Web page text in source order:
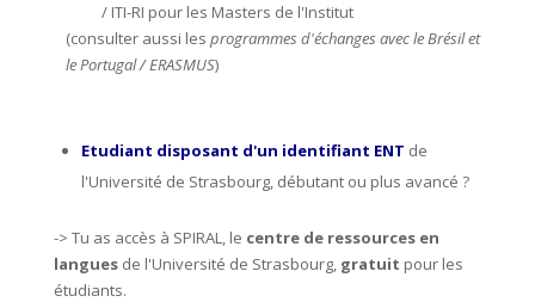
/ ITI-RI pour les Masters de l'Institut
(consulteraussi les programmes d'échanges avec le Brésil et
le Portugal / ERASMUS)
Etudiant disposant d'un identifiant ENT de
l'Université de Strasbourg, débutant ou plus avancé ?
-> Tu as accès à SPIRAL, le centre de ressources en
languesde l'Université de Strasbourg, gratuit pour les
étudiants.